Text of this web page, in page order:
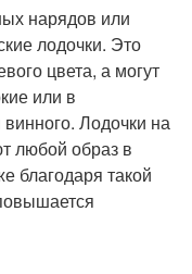
нарядов или
лодочки. Это
цвета, а могут
или в
Лодочки на
любой образ в
благодаря такой